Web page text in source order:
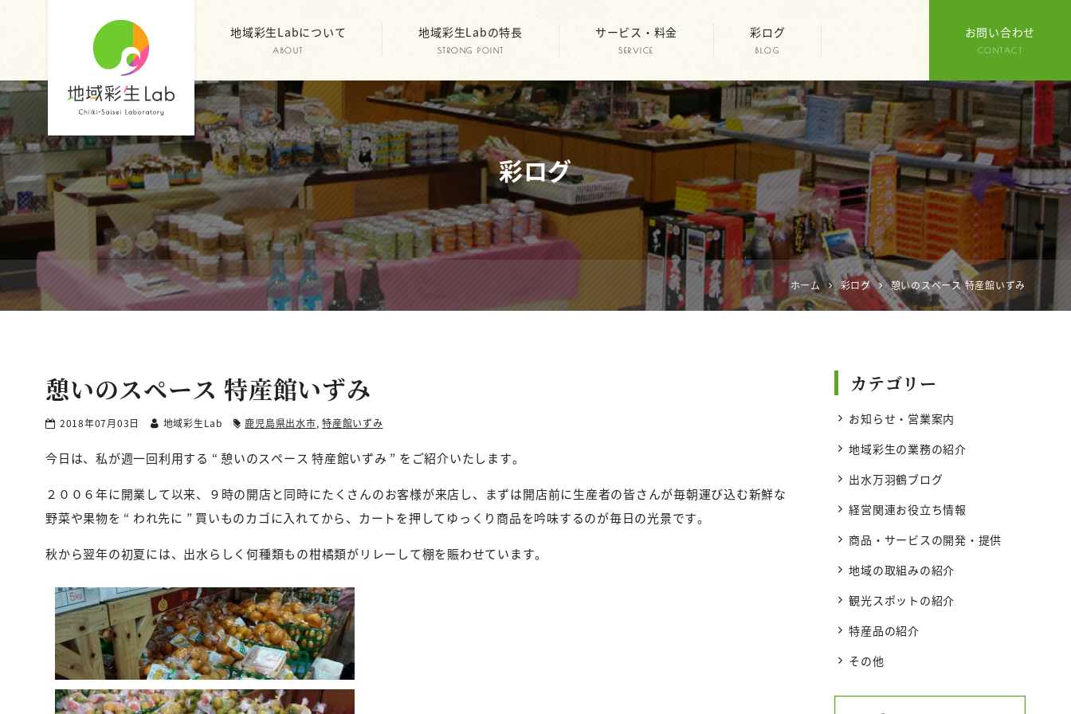
地域彩生
Lab
地域彩生Labについて
ABOUT
地域彩生Labの特長
STRONG POINT
サービス・料金
SERVICE
彩ログ
BLOG
お問い合わせ
CONTACT
彩ログ
ホーム 彩ログ 憩いのスペース 特産館いずみ
憩いのスペース 特産館いずみ
2018年07月03日 地域彩生Lab 鹿児島県出水市, 特産館いずみ
今日は、私が週一回利用する “ 憩いのスペース 特産館いずみ ” をご紹介いたします。
２００６年に開業して以来、９時の開店と同時にたくさんのお客様が来店し、まずは開店前に生産者の皆さんが毎朝運び込む新鮮な
野菜や果物を “ われ先に ” 買いものカゴに入れてから、カートを押してゆっくり商品を吟味するのが毎日の光景です。
秋から翌年の初夏には、出水らしく何種類もの柑橘類がリレーして棚を賑わせています。
カテゴリー
お知らせ・営業案内
地域彩生の業務の紹介
出水万羽鶴ブログ
経営関連お役立ち情報
商品・サービスの開発・提供
地域の取組みの紹介
観光スポットの紹介
特産品の紹介
その他